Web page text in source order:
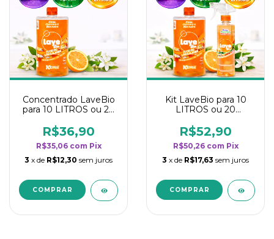
Concentrado LaveBio
para 10 LITROS ou 20
rendimento da
categoria - Flor de
Laranjeira
R$36,90
R$35,06 com Pix
3 x de R$12,30 sem juros
Kit LaveBio para 10
LITROS ou 20
rendimento da
categoria - Flor de
Laranjeira
R$52,90
R$50,26 com Pix
3 x de R$17,63 sem juros